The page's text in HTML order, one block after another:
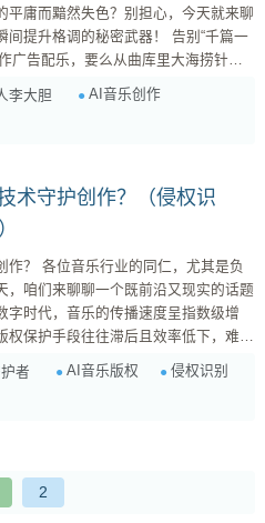
平庸而黯然失色？别担心，今天就来聊
调的秘密武器！ 告别“千篇一
者难以找到完美契合的音乐，后者成本
，彻底改变了这一局面。 AI音乐
术，根据你的需求自动生成音乐。它
李大胆
AI音乐创作
术守护创作？（侵权识
其是负
，咱们来聊聊一个既前沿又现实的话题
时代，音乐的传播速度呈指数级增
权保护手段往往滞后且效率低下，难以
现，为音乐版权保护带来了新的可能
。具体来说，它能做到以下几点：
者 AI音乐版权
侵权识别
2